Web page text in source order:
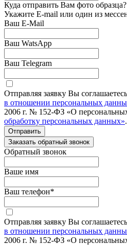
Куда отправить Вам фото образца?
Укажите E-mail или один из
Ваш E-Mail
Ваш WatsApp
Ваш Telegram
Отправляя заявку Вы
в отношении персональных
2006 г. № 152-ФЗ «О
обработку персональных данных».
Отправить
Заказать обратный звонок
Обратный звонок
Ваше имя
Ваш телефон*
Отправляя заявку Вы
в отношении персональных
2006 г. № 152-ФЗ «О